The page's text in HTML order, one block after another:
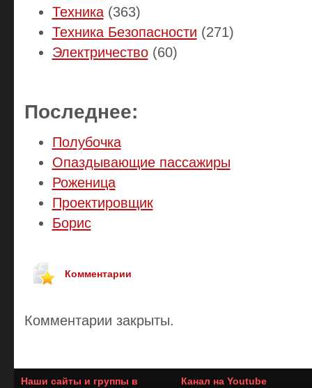
Техника(363)
Техника Безопасности (271)
Электричество(60)
Последнее:
Полубочка
Опаздывающие пассажиры
Роженица
Проектировщик
Борис
Комментарии
Комментарии закрыты.
Наши сайты и группы в
Канал на Youtube